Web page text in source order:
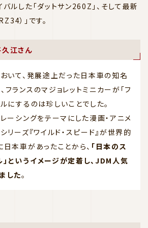
ルした「ダットサン260Z」、そして最新
）」です。
久江さん
いて、発展途上だった日本車の知名
フランスのマジョレットミニカーが「フ
にするのは珍しいことでした。
レーシングをテーマにした漫画・アニメ
リーズ『ワイルド・スピード』が世界的
日本車があったことから、 「日本のス
というイメージが定着し、JDM人気
した。